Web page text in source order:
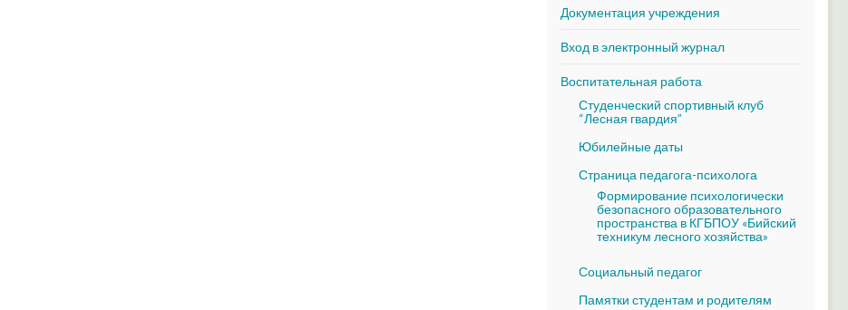
Документация учреждения
Вход в электронный журнал
Воспитательная работа
Студенческий спортивный клуб
“Лесная гвардия”
Юбилейные даты
Страница педагога-психолога
Формирование психологически
безопасного образовательного
пространства в КГБПОУ «Бийский
техникум лесного хозяйства»
Социальный педагог
Памятки студентам и родителям